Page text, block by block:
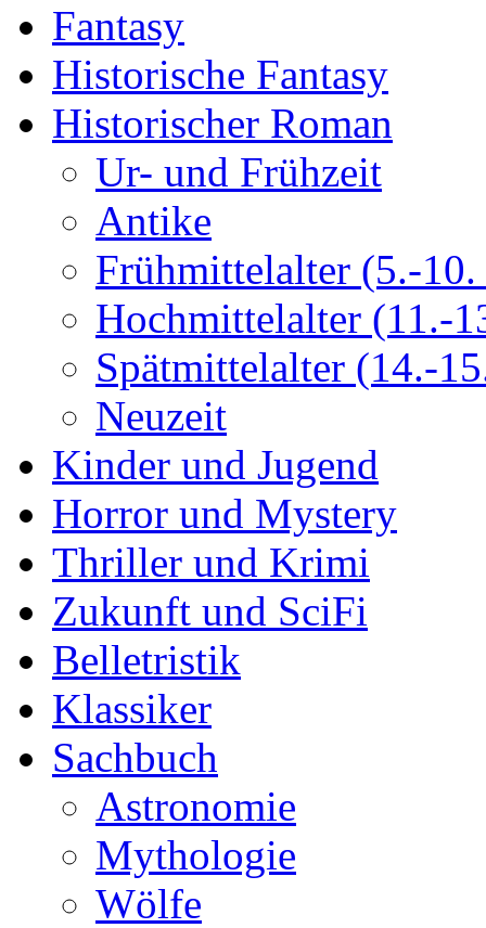
Fantasy
Historische Fantasy
Historischer Roman
Ur- und Frühzeit
Antike
Frühmittelalter (5.-10.
Hochmittelalter (11.-
Spätmittelalter (14.-
Neuzeit
Kinder und Jugend
Horror und Mystery
Thriller und Krimi
Zukunft und SciFi
Belletristik
Klassiker
Sachbuch
Astronomie
Mythologie
Wölfe